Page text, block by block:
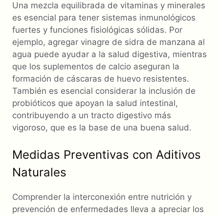
Una mezcla equilibrada de vitaminas y minerales
es esencial para tener sistemas inmunológicos
fuertes y funciones fisiológicas sólidas. Por
ejemplo, agregar vinagre de sidra de manzana al
agua puede ayudar a la salud digestiva, mientras
que los suplementos de calcio aseguran la
formación de cáscaras de huevo resistentes.
También es esencial considerar la inclusión de
probióticos que apoyan la salud intestinal,
contribuyendo a un tracto digestivo más
vigoroso, que es la base de una buena salud.
Medidas Preventivas con Aditivos
Naturales
Comprender la interconexión entre nutrición y
prevención de enfermedades lleva a apreciar los